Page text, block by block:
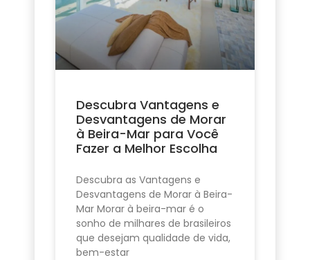
Descubra Vantagens e
Desvantagens de Morar
à Beira-Mar para Você
Fazer a Melhor Escolha
Descubra as Vantagens e
Desvantagens de Morar à Beira-
Mar Morar à beira-mar é o
sonho de milhares de brasileiros
que desejam qualidade de vida,
bem-estar